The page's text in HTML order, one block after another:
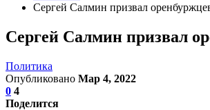
Сергей Салмин призвал
Сергей Салмин призвал
Политика
Опубликовано Мар 4, 2022
0 4
Поделится